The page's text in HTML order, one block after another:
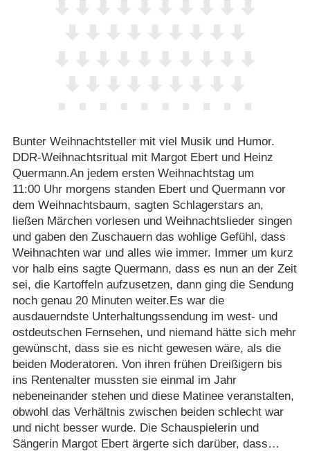
Bunter Weihnachtsteller mit viel Musik und Humor.
DDR-Weihnachtsritual mit Margot Ebert und Heinz
Quermann.An jedem ersten Weihnachtstag um
11:00 Uhr morgens standen Ebert und Quermann vor
dem Weihnachtsbaum, sagten Schlagerstars an,
ließen Märchen vorlesen und Weihnachtslieder singen
und gaben den Zuschauern das wohlige Gefühl, dass
Weihnachten war und alles wie immer. Immer um kurz
vor halb eins sagte Quermann, dass es nun an der Zeit
sei, die Kartoffeln aufzusetzen, dann ging die Sendung
noch genau 20 Minuten weiter.Es war die
ausdauerndste Unterhaltungssendung im west- und
ostdeutschen Fernsehen, und niemand hätte sich mehr
gewünscht, dass sie es nicht gewesen wäre, als die
beiden Moderatoren. Von ihren frühen Dreißigern bis
ins Rentenalter mussten sie einmal im Jahr
nebeneinander stehen und diese Matinee veranstalten,
obwohl das Verhältnis zwischen beiden schlecht war
und nicht besser wurde. Die Schauspielerin und
Sängerin Margot Ebert ärgerte sich darüber, dass